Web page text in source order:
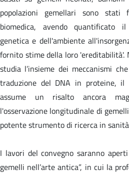
popolazioni gemellari sono stati
biomedica, avendo quantificato
genetica e dell'ambiente
fornito stime della loro 'ereditabilità'.
studia l’insieme dei meccanismi
traduzione del DNA in proteine, il
assume un risalto ancora
l'osservazione longitudinale di
potente strumento di ricerca in
I lavori del convegno saranno
gemelli nell’arte antica”, in cui la